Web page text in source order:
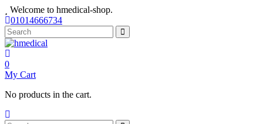
Welcome to hmedical-shop.
01014666734
0
My Cart
No products in the cart.